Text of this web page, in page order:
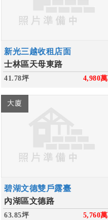
新光三越收租店面
士林區天母東路
41.78坪 4,980萬
大廈
碧湖文德雙戶露臺
內湖區文德路
63.85坪 5,760萬